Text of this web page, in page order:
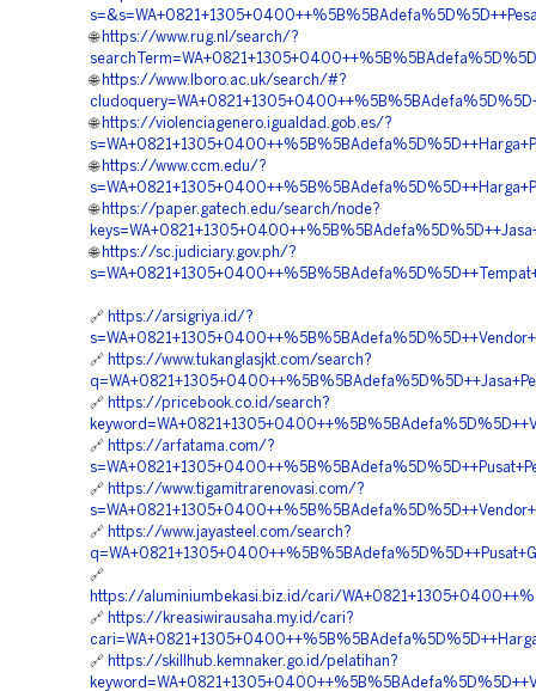
🌐 https://www.rug.nl/search/?
🌐 https://www.lboro.ac.uk/search/#?
🌐 https://violenciagenero.igualdad.gob.es/?
🌐 https://www.ccm.edu/?
🌐 https://paper.gatech.edu/search/node?
🌐 https://sc.judiciary.gov.ph/?
🔗 https://arsigriya.id/?
🔗 https://www.tukanglasjkt.com/search?
🔗 https://pricebook.co.id/search?
🔗 https://arfatama.com/?
🔗 https://www.tigamitrarenovasi.com/?
🔗 https://www.jayasteel.com/search?
🔗
https://aluminiumbekasi.biz.id/cari/
🔗 https://kreasiwirausaha.my.id/cari?
🔗 https://skillhub.kemnaker.go.id/pelatihan?